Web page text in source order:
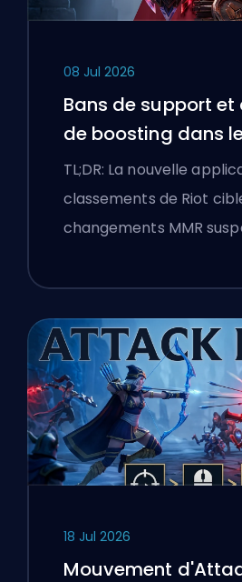
08 Jul 2026
Bans de support
de boosting dans
25.18 de League of
TL;DR: La nouvelle
classements de Riot
changements MMR
18 Jul 2026
Mouvement